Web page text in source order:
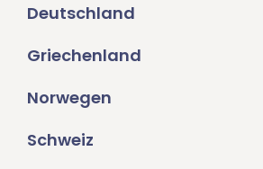
Deutschland
Griechenland
Norwegen
Schweiz